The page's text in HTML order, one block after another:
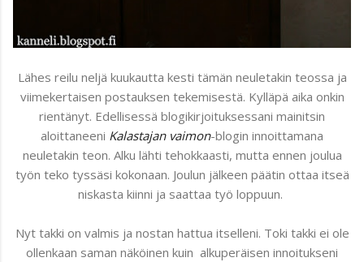
Lähes reilu neljä kuukautta kesti tämän neuletakin teossa ja
viimekertaisen postauksen tekemisestä. Kylläpä aika onkin
rientänyt. Edellisessä blogikirjoituksessani mainitsin
aloittaneeni Kalastajan vaimon-blogin innoittamana
neuletakin teon. Alku lähti tehokkaasti, mutta ennen joulua
työn teko tyssäsi kokonaan. Joulun jälkeen päätin ottaa itseä
niskasta kiinni ja saattaa työ loppuun.
Nyt takki on valmis ja nostan hattua itselleni. Toki takki ei ole
ollenkaan saman näköinen kuin alkuperäisen innoitukseni